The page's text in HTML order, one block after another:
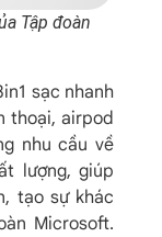
Tập đoàn
sạc nhanh
thoại, airpod
nhu cầu về
lượng, giúp
tạo sự khác
Microsoft.